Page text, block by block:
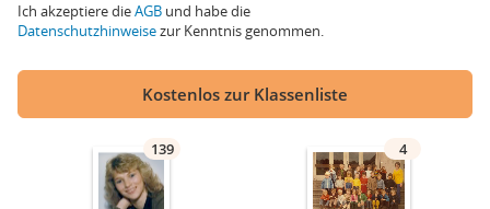
Ich akzeptiere dieAGB und habe die
Datenschutzhinweisezur Kenntnis genommen.
Kostenlos zur Klassenliste
139 4